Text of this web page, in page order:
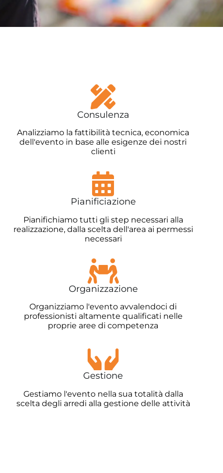
Consulenza
Analizziamo la fattibilità tecnica, economica
dell'evento in base alle esigenze dei nostri
clienti
Pianificiazione
Pianifichiamo tutti gli step necessari alla
realizzazione, dalla scelta dell'area ai permessi
necessari
Organizzazione
Organizziamo l'evento avvalendoci di
professionisti altamente qualificati nelle
proprie aree di competenza
Gestione
Gestiamo l'evento nella sua totalità dalla
scelta degli arredi alla gestione delle attività